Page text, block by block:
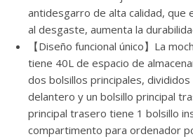
antidesgarro de alta calidad, que
al desgaste, aumenta la
【Diseño funcional único】La
tiene 40L de espacio de
dos bolsillos principales, divididos
delantero y un bolsillo principal
principal trasero tiene 1 bolsillo
compartimento para ordenador